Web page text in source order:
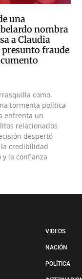
una
nombra
a Claudia
fraude
como
tormenta política
enfrenta un
relacionados
despertó
credibilidad
la confianza
VIDEOS
NACIÓN
POLÍTICA